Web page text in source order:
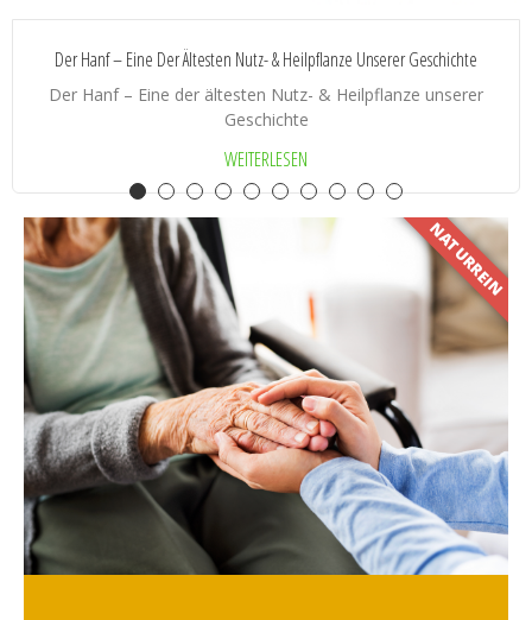
Der Hanf – Eine Der Ältesten Nutz- & Heilpflanze Unserer Geschichte
Der Hanf – Eine der ältesten Nutz- & Heilpflanze unserer
Geschichte
WEITERLESEN
NATURREIN